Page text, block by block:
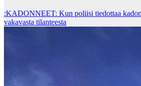
:KADONNEET: Kun poliisi tiedottaa
vakavasta tilanteesta